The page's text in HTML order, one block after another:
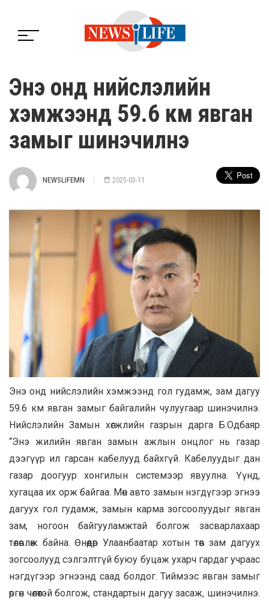
Энэ онд нийслэлийн
хэмжээнд 59.6 км явган
замыг шинэчилнэ
NEWSLIFEMN 2025-03-11
Энэ онд нийслэлийн хэмжээнд гол гудамж, зам дагуу
59.6 км явган замыг байгалийн чулуугаар шинэчилнэ.
Нийслэлийн Замын хөгжлийн газрын дарга Б.Одбаяр
“Энэ жилийн явган замын ажлын онцлог нь газар
дээгүүр ил гарсан кабелууд байхгүй. Кабелуудыг дан
газар доогуур хонгилын системээр явуулна. Үүнд,
хугацаа их орж байгаа. Мөн авто замын нэгдүгээр эгнээ
дагуух гол гудамж, замын карма зогсоолуудыг явган
зам, ногоон байгууламжтай болгож засварлахаар
төлөвлөж байна. Өнөөдөр Улаанбаатар хотын төв зам дагуух
зогсоолууд сэлгэлтгүй буюу буцаж ухарч гардаг учраас
нэгдүгээр эгнээнд саад болдог. Тиймээс явган замыг
өргөн чөлөөтэй болгож, стандартын дагуу засаж, шинэчилнэ.